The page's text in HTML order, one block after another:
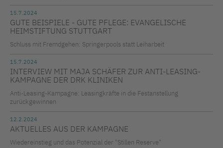
15.7.2024
GUTE BEISPIELE - GUTE PFLEGE: EVANGELISCHE
HEIMSTIFTUNG STUTTGART
Schluss mit Fremdgehen: Springerpools statt Leiharbeit
15.7.2024
INTERVIEW MIT MAJA SCHÄFER ZUR ANTI-LEASING-
KAMPAGNE DER DRK KLINIKEN
Anti-Leasing-Kampagne: Leasingkräfte in die Festanstellung
zurückgewinnen
12.2.2024
AKTUELLES AUS DER KAMPAGNE
Wiedereinstieg und das Potenzial der "Stillen Reserve"